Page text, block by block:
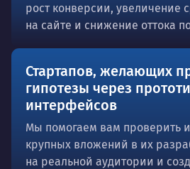
рост конверсии, увеличение
на сайте и снижение оттока
Стартапов, желающих
гипотезы через
интерфейсов
Мы помогаем вам проверить
крупных вложений в их
на реальной аудитории и